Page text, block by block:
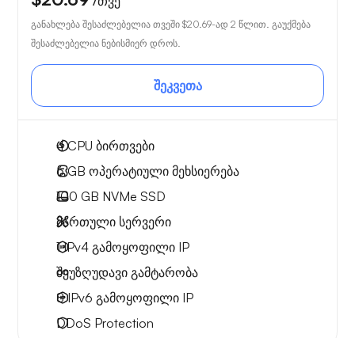
განახლება შესაძლებელია თვეში $20.69-ად 2 წლით. გაუქმება
შესაძლებელია ნებისმიერ დროს.
შეკვეთა
4CPU ბირთვები
6 GB ოპერატიული მეხსიერება
100 GB NVMe SSD
მართული სერვერი
1 IPv4 გამოყოფილი IP
შეუზღუდავი გამტარობა
8 IPv6 გამოყოფილი IP
DDoS Protection